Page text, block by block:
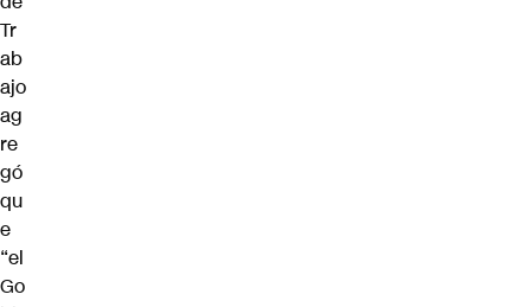
Tr
ab
ajo
ag
re
gó
qu
e
“el
Go